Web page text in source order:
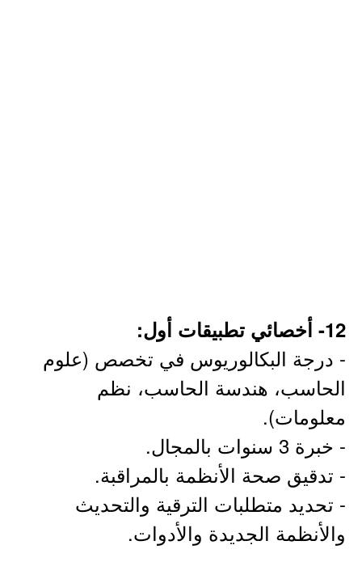
12- أخصائي تطبيقات أول:
- درجة البكالوريوس في تخصص (علوم
الحاسب، هندسة الحاسب، نظم
معلومات).
- خبرة 3 سنوات بالمجال.
- تدقيق صحة الأنظمة بالمراقبة.
- تحديد متطلبات الترقية والتحديث
والأنظمة الجديدة والأدوات.